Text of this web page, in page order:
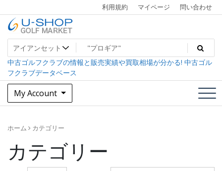
to
content
利用規約 マイページ 問い合わせ
U-SHOP Golf Market dev
中古ゴルフクラブ最大級！U-SHOPゴルフマーケット
中古ゴルフクラブの情報と販売実績や買取相場が分かる! 中古ゴル
フクラブデータベース
My Account
ホーム カテゴリー
カテゴリー